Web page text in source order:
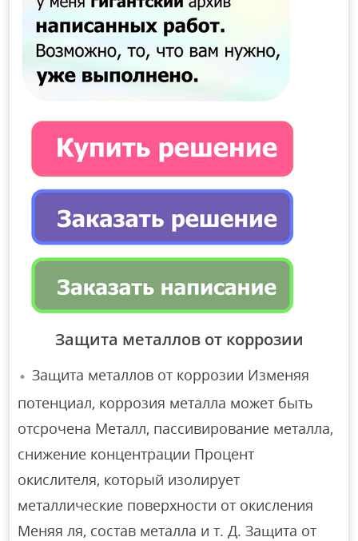
Защита металлов от коррозии
Защита металлов от коррозии Изменяя
потенциал, коррозия металла может быть
отсрочена Металл, пассивирование металла,
снижение концентрации Процент
окислителя, который изолирует
металлические поверхности от окисления
Меняя ля, состав металла и т. Д. Защита от